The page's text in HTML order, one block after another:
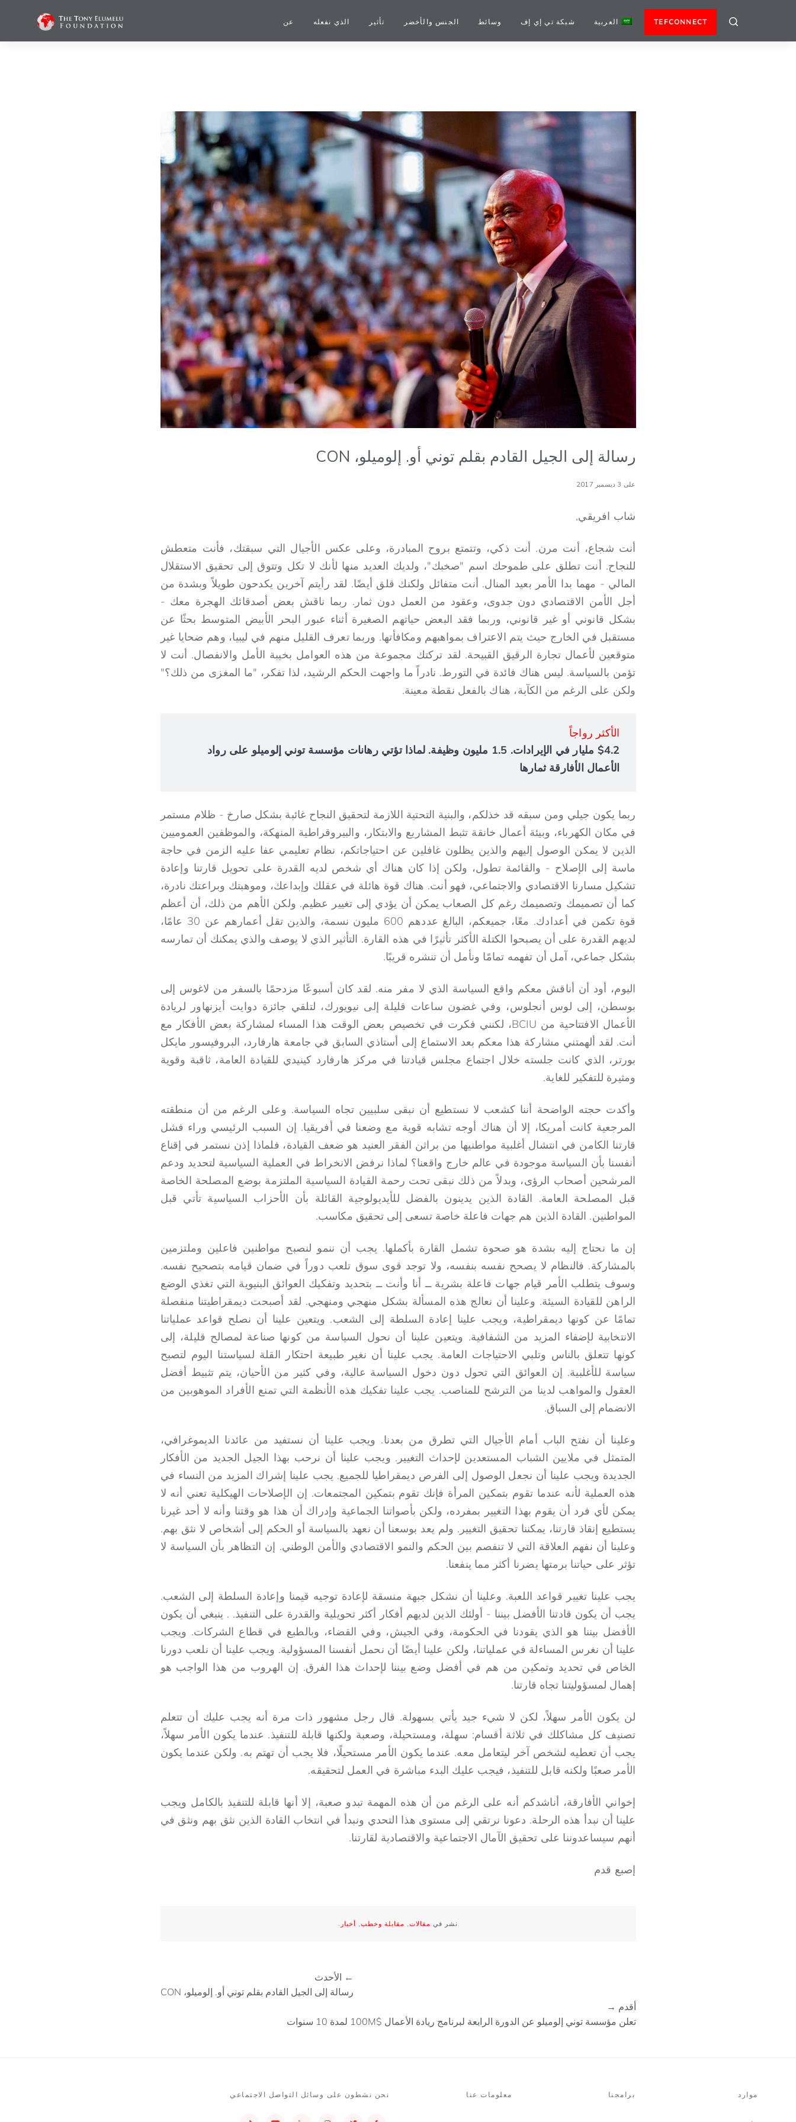
عن الذي نفعله تأثير الجنس والأخضر وسائط شبكة تي إي إف العربية TEFCONNECT
رسالة إلى الجيل القادم بقلم توني أو. إلوميلو، CON
على 3 ديسمبر 2017
شاب افريقي,
أنت شجاع، أنت مرن. أنت ذكي، وتتمتع بروح المبادرة، وعلى عكس الأجيال التي سبقتك، فأنت متعطش
للنجاح. أنت تطلق على طموحك اسم "صخبك"، ولديك العديد منها لأنك لا تكل وتتوق إلى تحقيق الاستقلال
المالي - مهما بدا الأمر بعيد المنال. أنت متفائل ولكنك قلق أيضًا. لقد رأيتم آخرين يكدحون طويلاً وبشدة من
أجل الأمن الاقتصادي دون جدوى، وعقود من العمل دون ثمار. ربما ناقش بعض أصدقائك الهجرة معك -
بشكل قانوني أو غير قانوني، وربما فقد البعض حياتهم الصغيرة أثناء عبور البحر الأبيض المتوسط بحثًا عن
مستقبل في الخارج حيث يتم الاعتراف بمواهبهم ومكافأتها. وربما تعرف القليل منهم في ليبيا، وهم ضحايا غير
متوقعين لأعمال تجارة الرقيق القبيحة. لقد تركتك مجموعة من هذه العوامل بخيبة الأمل والانفصال. أنت لا
تؤمن بالسياسة. ليس هناك فائدة في التورط. نادراً ما واجهت الحكم الرشيد، لذا تفكر، "ما المغزى من ذلك؟"
ولكن على الرغم من الكآبة، هناك بالفعل نقطة معينة.
الأكثر رواجاً
$4.2 مليار في الإيرادات. 1.5 مليون وظيفة. لماذا تؤتي رهانات مؤسسة توني إلوميلو على رواد
الأعمال الأفارقة ثمارها
ربما يكون جيلي ومن سبقه قد خذلكم، والبنية التحتية اللازمة لتحقيق النجاح غائبة بشكل صارخ - ظلام مستمر
في مكان الكهرباء، وبيئة أعمال خانقة تثبط المشاريع والابتكار، والبيروقراطية المنهكة، والموظفين العموميين
الذين لا يمكن الوصول إليهم والذين يظلون غافلين عن احتياجاتكم، نظام تعليمي عفا عليه الزمن في حاجة
ماسة إلى الإصلاح - والقائمة تطول، ولكن إذا كان هناك أي شخص لديه القدرة على تحويل قارتنا وإعادة
تشكيل مسارنا الاقتصادي والاجتماعي، فهو أنت. هناك قوة هائلة في عقلك وإبداعك، وموهبتك وبراعتك نادرة،
كما أن تصميمك وتصميمك رغم كل الصعاب يمكن أن يؤدي إلى تغيير عظيم. ولكن الأهم من ذلك، أن أعظم
قوة تكمن في أعدادك. معًا، جميعكم، البالغ عددهم 600 مليون نسمة، والذين تقل أعمارهم عن 30 عامًا،
لديهم القدرة على أن يصبحوا الكتلة الأكثر تأثيرًا في هذه القارة. التأثير الذي لا يوصف والذي يمكنك أن تمارسه
بشكل جماعي، آمل أن تفهمه تمامًا ونأمل أن تنشره قريبًا.
اليوم، أود أن أناقش معكم واقع السياسة الذي لا مفر منه. لقد كان أسبوعًا مزدحمًا بالسفر من لاغوس إلى
بوسطن، إلى لوس أنجلوس، وفي غضون ساعات قليلة إلى نيويورك، لتلقي جائزة دوايت أيزنهاور لريادة
الأعمال الافتتاحية من BCIU، لكنني فكرت في تخصيص بعض الوقت هذا المساء لمشاركة بعض الأفكار مع
أنت. لقد ألهمتني مشاركة هذا معكم بعد الاستماع إلى أستاذي السابق في جامعة هارفارد، البروفيسور مايكل
بورتر، الذي كانت جلسته خلال اجتماع مجلس قيادتنا في مركز هارفارد كينيدي للقيادة العامة، ثاقبة وقوية
ومثيرة للتفكير للغاية.
وأكدت حجته الواضحة أننا كشعب لا نستطيع أن نبقى سلبيين تجاه السياسة. وعلى الرغم من أن منطقته
المرجعية كانت أمريكا، إلا أن هناك أوجه تشابه قوية مع وضعنا في أفريقيا. إن السبب الرئيسي وراء فشل
قارتنا الكامن في انتشال أغلبية مواطنيها من براثن الفقر العنيد هو ضعف القيادة، فلماذا إذن نستمر في إقناع
أنفسنا بأن السياسة موجودة في عالم خارج واقعنا؟ لماذا نرفض الانخراط في العملية السياسية لتحديد ودعم
المرشحين أصحاب الرؤى، وبدلاً من ذلك نبقى تحت رحمة القيادة السياسية الملتزمة بوضع المصلحة الخاصة
قبل المصلحة العامة. القادة الذين يدينون بالفضل للأيديولوجية القائلة بأن الأحزاب السياسية تأتي قبل
المواطنين. القادة الذين هم جهات فاعلة خاصة تسعى إلى تحقيق مكاسب.
إن ما نحتاج إليه بشدة هو صحوة تشمل القارة بأكملها. يجب أن ننمو لنصبح مواطنين فاعلين وملتزمين
بالمشاركة. فالنظام لا يصحح نفسه بنفسه، ولا توجد قوى سوق تلعب دوراً في ضمان قيامه بتصحيح نفسه.
وسوف يتطلب الأمر قيام جهات فاعلة بشرية ــ أنا وأنت ــ بتحديد وتفكيك العوائق البنيوية التي تغذي الوضع
الراهن للقيادة السيئة. وعلينا أن نعالج هذه المسألة بشكل منهجي ومنهجي. لقد أصبحت ديمقراطيتنا منفصلة
تمامًا عن كونها ديمقراطية، ويجب علينا إعادة السلطة إلى الشعب. ويتعين علينا أن نصلح قواعد عملياتنا
الانتخابية لإضفاء المزيد من الشفافية. ويتعين علينا أن نحول السياسة من كونها صناعة لمصالح قليلة، إلى
كونها تتعلق بالناس وتلبي الاحتياجات العامة. يجب علينا أن نغير طبيعة احتكار القلة لسياستنا اليوم لتصبح
سياسة للأغلبية. إن العوائق التي تحول دون دخول السياسة عالية، وفي كثير من الأحيان، يتم تثبيط أفضل
العقول والمواهب لدينا من الترشح للمناصب. يجب علينا تفكيك هذه الأنظمة التي تمنع الأفراد الموهوبين من
الانضمام إلى السباق.
وعلينا أن نفتح الباب أمام الأجيال التي تطرق من بعدنا. ويجب علينا أن نستفيد من عائدنا الديموغرافي،
المتمثل في ملايين الشباب المستعدين لإحداث التغيير. ويجب علينا أن نرحب بهذا الجيل الجديد من الأفكار
الجديدة ويجب علينا أن نجعل الوصول إلى الفرص ديمقراطيا للجميع. يجب علينا إشراك المزيد من النساء في
هذه العملية لأنه عندما تقوم بتمكين المرأة فإنك تقوم بتمكين المجتمعات. إن الإصلاحات الهيكلية تعني أنه لا
يمكن لأي فرد أن يقوم بهذا التغيير بمفرده، ولكن بأصواتنا الجماعية وإدراك أن هذا هو وقتنا وأنه لا أحد غيرنا
يستطيع إنقاذ قارتنا، يمكننا تحقيق التغيير. ولم يعد بوسعنا أن نعهد بالسياسة أو الحكم إلى أشخاص لا نثق بهم.
وعلينا أن نفهم العلاقة التي لا تنفصم بين الحكم والنمو الاقتصادي والأمن الوطني. إن التظاهر بأن السياسة لا
تؤثر على حياتنا برمتها يضرنا أكثر مما ينفعنا.
يجب علينا تغيير قواعد اللعبة. وعلينا أن نشكل جبهة منسقة لإعادة توجيه قيمنا وإعادة السلطة إلى الشعب.
يجب أن يكون قادتنا الأفضل بيننا - أولئك الذين لديهم أفكار أكثر تحويلية والقدرة على التنفيذ. . ينبغي أن يكون
الأفضل بيننا هو الذي يقودنا في الحكومة، وفي الجيش، وفي القضاء، وبالطبع في قطاع الشركات. ويجب
علينا أن نغرس المساءلة في عملياتنا، ولكن علينا أيضًا أن نحمل أنفسنا المسؤولية. ويجب علينا أن نلعب دورنا
الخاص في تحديد وتمكين من هم في أفضل وضع بيننا لإحداث هذا الفرق. إن الهروب من هذا الواجب هو
إهمال لمسؤوليتنا تجاه قارتنا.
لن يكون الأمر سهلاً، لكن لا شيء جيد يأتي بسهولة. قال رجل مشهور ذات مرة أنه يجب عليك أن تتعلم
تصنيف كل مشاكلك في ثلاثة أقسام: سهلة، ومستحيلة، وصعبة ولكنها قابلة للتنفيذ. عندما يكون الأمر سهلاً،
يجب أن تعطيه لشخص آخر ليتعامل معه. عندما يكون الأمر مستحيلًا، فلا يجب أن تهتم به. ولكن عندما يكون
الأمر صعبًا ولكنه قابل للتنفيذ، فيجب عليك البدء مباشرة في العمل لتحقيقه.
إخواني الأفارقة، أناشدكم أنه على الرغم من أن هذه المهمة تبدو صعبة، إلا أنها قابلة للتنفيذ بالكامل ويجب
علينا أن نبدأ هذه الرحلة. دعونا نرتقي إلى مستوى هذا التحدي ونبدأ في انتخاب القادة الذين نثق بهم ونثق في
أنهم سيساعدوننا على تحقيق الآمال الاجتماعية والاقتصادية لقارتنا.
إصبع قدم
نشر في مقالات, مقابلة وخطب, أخبار .
← الأحدث
رسالة إلى الجيل القادم بقلم توني أو. إلوميلو، CON
أقدم →
تعلن مؤسسة توني إلوميلو عن الدورة الرابعة لبرنامج ريادة الأعمال $100M لمدة 10 سنوات
نحن نشطون على وسائل التواصل الاجتماعي معلومات عنا برامجنا موارد